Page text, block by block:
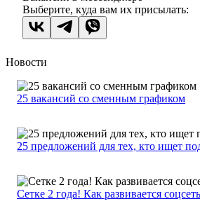
Выберите, куда вам их присылать:
Новости
25 вакансий со сменным графиком
25 предложений для тех, кто ищет
Сетке 2 года! Как развивается